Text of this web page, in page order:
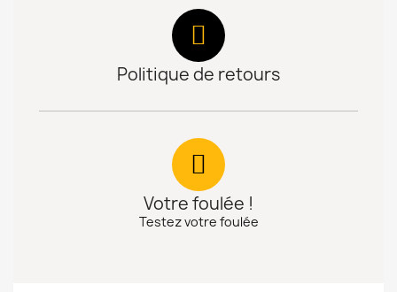
Politique de retours
Votre foulée !
Testez votre foulée